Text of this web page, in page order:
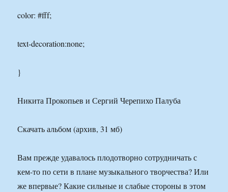
color: #fff;
text-decoration:none;
}
Никита Прокопьев и Сергий Черепихо Палуба
Скачать альбом (архив, 31 мб)
Вам прежде удавалось плодотворно сотрудничать с
кем-то по сети в плане музыкального творчества? Или
же впервые? Какие сильные и слабые стороны в этом